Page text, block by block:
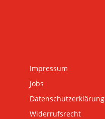
Impressum
Jobs
Datenschutzerklärung
Widerrufsrecht